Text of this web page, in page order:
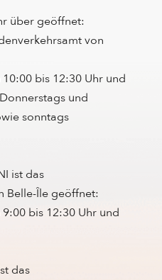
über geöffnet:
von
bis 12:30 Uhr und
und
sonntags
ist das
Belle-Île geöffnet:
bis 12:30 Uhr und
das